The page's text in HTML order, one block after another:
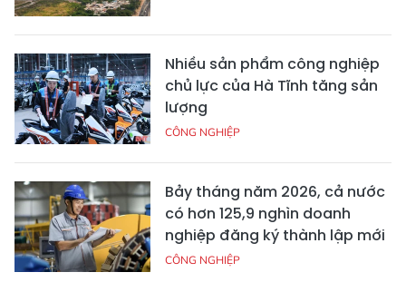
Nhiều sản phẩm công nghiệp
chủ lực của Hà Tĩnh tăng sản
lượng
CÔNG NGHIỆP
Bảy tháng năm 2026, cả nước
có hơn 125,9 nghìn doanh
nghiệp đăng ký thành lập mới
CÔNG NGHIỆP